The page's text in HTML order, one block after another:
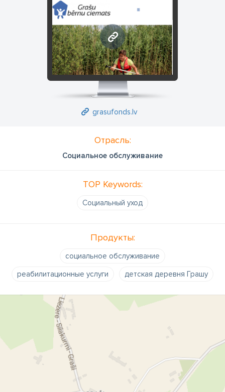
grasufonds.lv
grasufonds.lv
Отрасль:
Социальное обслуживание
TOP Keywords:
Социальный уход
Продукты:
социальное обслуживание
реабилитационные услуги
детская деревня Грашу